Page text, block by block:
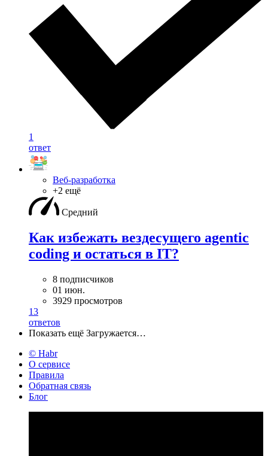
1
ответ
Веб-разработка
+2 ещё
Средний
Как избежать вездесущего agentic
coding и остаться в IT?
8 подписчиков
01 июн.
3929 просмотров
13
ответов
Показать ещё Загружается…
© Habr
О сервисе
Правила
Обратная связь
Блог